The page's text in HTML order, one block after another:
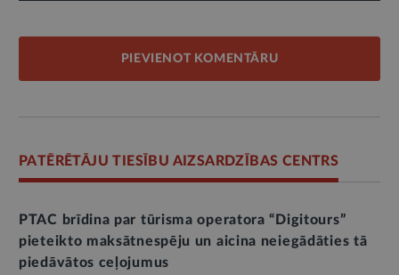
PIEVIENOT KOMENTĀRU
PATĒRĒTĀJU TIESĪBU AIZSARDZĪBAS CENTRS
PTAC brīdina par tūrisma operatora “Digitours”
pieteikto maksātnespēju un aicina neiegādāties tā
piedāvātos ceļojumus